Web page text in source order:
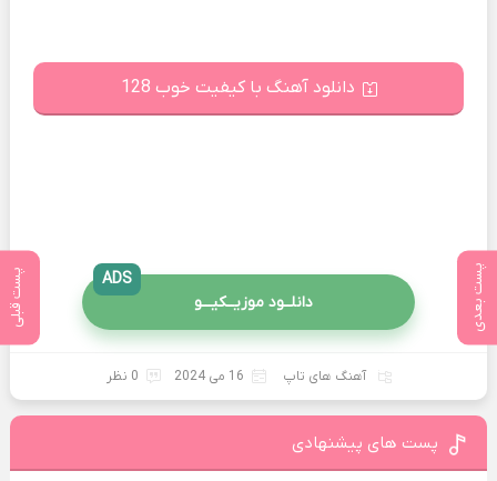
پست بعدی پست قبلی
دانلود آهنگ با کیفیت خوب 128
دانلــود موزیــکیـــو
ADS
آهنگ های تاپ 16 می 2024 0 نظر
پست های پیشنهادی